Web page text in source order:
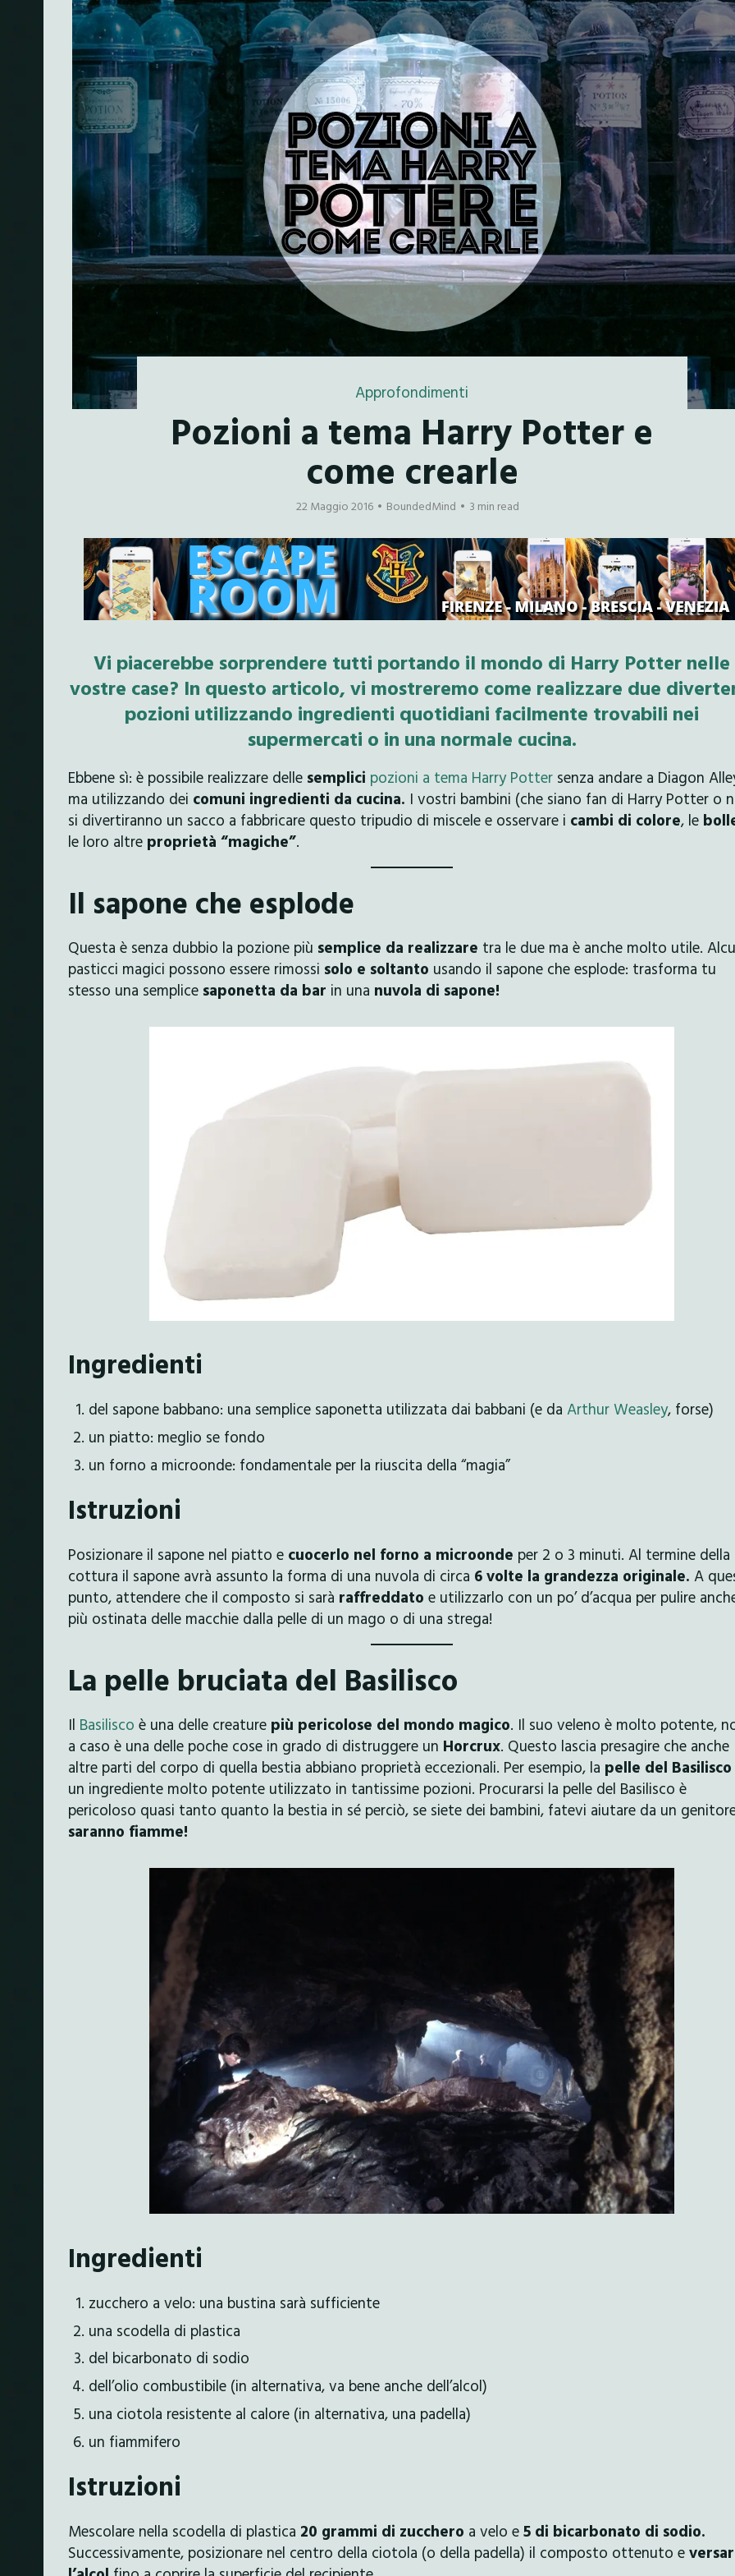
Approfondimenti
Pozioni a tema Harry Potter e
come crearle
22 Maggio 2016 BoundedMind 3 min read
Vi piacerebbe sorprendere tutti portando il mondo di Harry Potter nelle
vostre case? In questo articolo, vi mostreremo come realizzare due
pozioni utilizzando ingredienti quotidiani facilmente trovabili nei
supermercati o in una normale cucina.
Ebbene sì: è possibile realizzare delle semplici pozioni a tema Harry Pottersenza andare a Diagon
ma utilizzando dei comuni ingredienti da cucina. I vostri bambini (che siano fan di Harry Potter o
si divertiranno un sacco a fabbricare questo tripudio di miscele e osservare i cambi di colore, le
le loro altre proprietà “magiche”.
Il sapone che esplode
Questa è senza dubbio la pozione più semplice da realizzare tra le due ma è anche molto utile.
pasticci magici possono essere rimossi solo e soltanto usando il sapone che esplode: trasforma tu
stesso una semplice saponetta da bar in una nuvola di sapone!
Ingredienti
del sapone babbano: una semplice saponetta utilizzata dai babbani (e da Arthur Weasley, forse)
un piatto: meglio se fondo
un forno a microonde: fondamentale per la riuscita della “magia”
Istruzioni
Posizionare il sapone nel piatto ecuocerlo nel forno a microonde per 2 o 3 minuti. Al termine della
cottura il sapone avrà assunto la forma di una nuvola di circa 6 volte la grandezza originale. A
punto, attendere che il composto si sarà raffreddato e utilizzarlo con un po’ d’acqua per pulire
più ostinata delle macchie dalla pelle di un mago o di una strega!
La pelle bruciata del Basilisco
Il Basilisco è una delle creaturepiù pericolose del mondo magico. Il suo veleno è molto potente,
a caso è una delle poche cose in grado di distruggere un Horcrux. Questo lascia presagire che anche
altre parti del corpo di quella bestia abbiano proprietà eccezionali. Per esempio, la pelle del Basilisco
un ingrediente molto potente utilizzato in tantissime pozioni. Procurarsi la pelle del Basilisco è
pericoloso quasi tanto quanto la bestia in sé perciò, se siete dei bambini, fatevi aiutare da un
saranno fiamme!
Ingredienti
zucchero a velo: una bustina sarà sufficiente
una scodella di plastica
del bicarbonato di sodio
dell’olio combustibile (in alternativa, va bene anche dell’alcol)
una ciotola resistente al calore (in alternativa, una padella)
un fiammifero
Istruzioni
Mescolare nella scodella di plastica 20 grammi di zucchero a velo e5 di bicarbonato di sodio.
Successivamente, posizionare nel centro della ciotola (o della padella) il composto ottenuto e